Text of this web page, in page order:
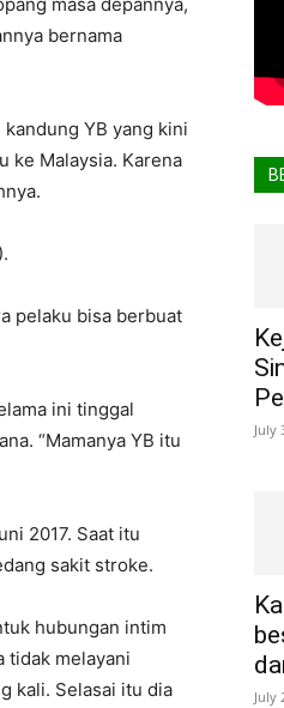
masa depannya,
bernama
YB yang kini
ke Malaysia. Karena
pelaku bisa berbuat
ini tinggal
“Mamanya YB itu
2017. Saat itu
sakit stroke.
hubungan intim
tidak melayani
kali. Selasai itu dia
July
July